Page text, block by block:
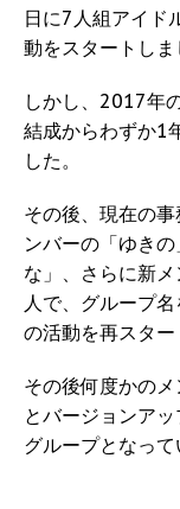
日に7人組アイド
動をスタートしま
しかし、2017年
結成からわずか1
した。
その後、現在の
ンバーの「ゆき
な」、さらに新
人で、グループ
の活動を再スター
その後何度かの
とバージョンア
グループとなって